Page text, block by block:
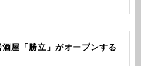
屋「勝立」がオープンする